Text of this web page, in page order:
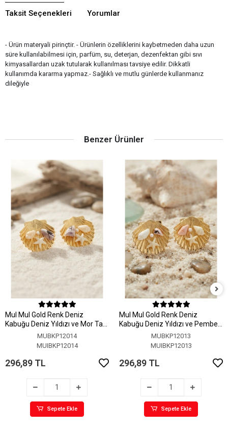
Taksit Seçenekleri Yorumlar
- Ürün materyali pirinçtir. - Ürünlerin özelliklerini kaybetmeden daha uzun
süre kullanılabilmesi için, parfüm, su, deterjan, dezenfektan gibi sıvı
kimyasallardan uzak tutularak kullanılması tavsiye edilir. Dikkatli
kullanımda kararma yapmaz.- Sağlıklı ve mutlu günlerde kullanmanız
dileğiyle
Benzer Ürünler
MuI MuI Gold Renk Deniz
Kabuğu Deniz Yıldızı ve Mor Taş
Detaylı KüpeMUBKP12014
MUIBKP12014
296,89 TL
Sepete Ekle
MuI MuI Gold Renk Deniz
Kabuğu Deniz Yıldızı ve Pembe
Taş Detaylı Küpe
MUBKP12013
MUIBKP12013
296,89 TL
Sepete Ekle